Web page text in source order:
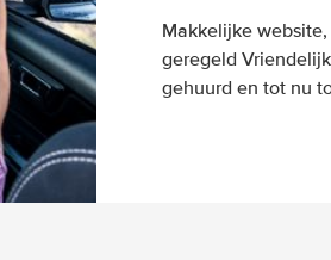
Makkelijke
geregeld
gehuurd en tot nu